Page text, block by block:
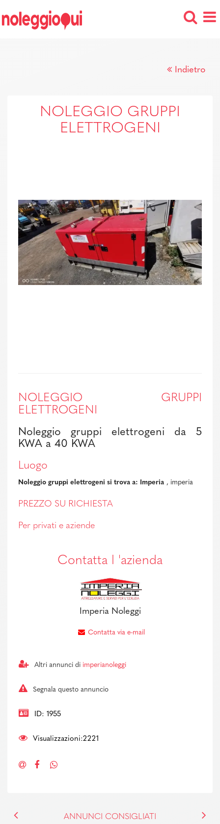
Indietro
NOLEGGIO GRUPPI
ELETTROGENI
NOLEGGIO GRUPPI
ELETTROGENI
Noleggio gruppi elettrogeni da 5
KWA a 40 KWA
Luogo
Noleggio gruppi elettrogeni si trova a: Imperia , imperia
PREZZO SU RICHIESTA
Per privati e aziende
Contatta l 'azienda
Imperia Noleggi
Contatta via e-mail
Altri annunci di imperianoleggi
Segnala questo annuncio
ID: 1955
Visualizzazioni:2221
ANNUNCI CONSIGLIATI